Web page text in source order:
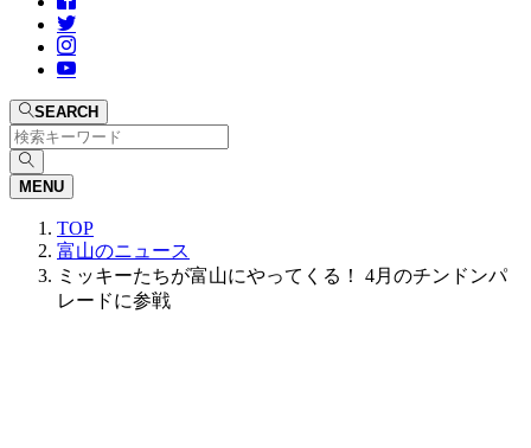
SEARCH
MENU
TOP
富山のニュース
ミッキーたちが富山にやってくる！ 4月のチンドンパ
レードに参戦